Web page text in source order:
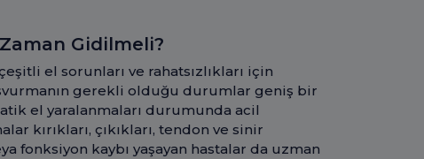
Gidilmeli?
el sorunları ve rahatsızlıkları için
gerekli olduğu durumlar geniş bir
el yaralanmaları durumunda acil
kırıkları, çıkıkları, tendon ve sinir
fonksiyon kaybı yaşayan hastalar da uzman